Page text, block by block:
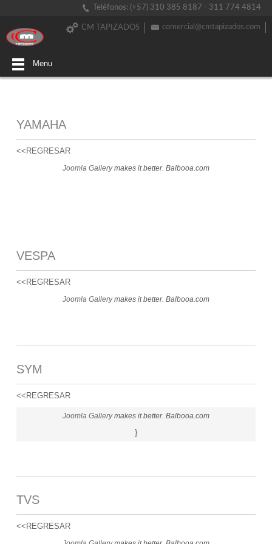
Teléfonos: (+57) 310 385 8187 - 311 774 4814
comercial@cmtapizados.com
CM TAPIZADOS
Menu
YAMAHA
<<REGRESAR
Joomla Gallerymakes it better. Balbooa.com
VESPA
<<REGRESAR
Joomla Gallerymakes it better. Balbooa.com
SYM
<<REGRESAR
Joomla Gallerymakes it better. Balbooa.com
}
TVS
<<REGRESAR